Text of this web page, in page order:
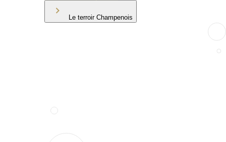
Le terroir Champenois